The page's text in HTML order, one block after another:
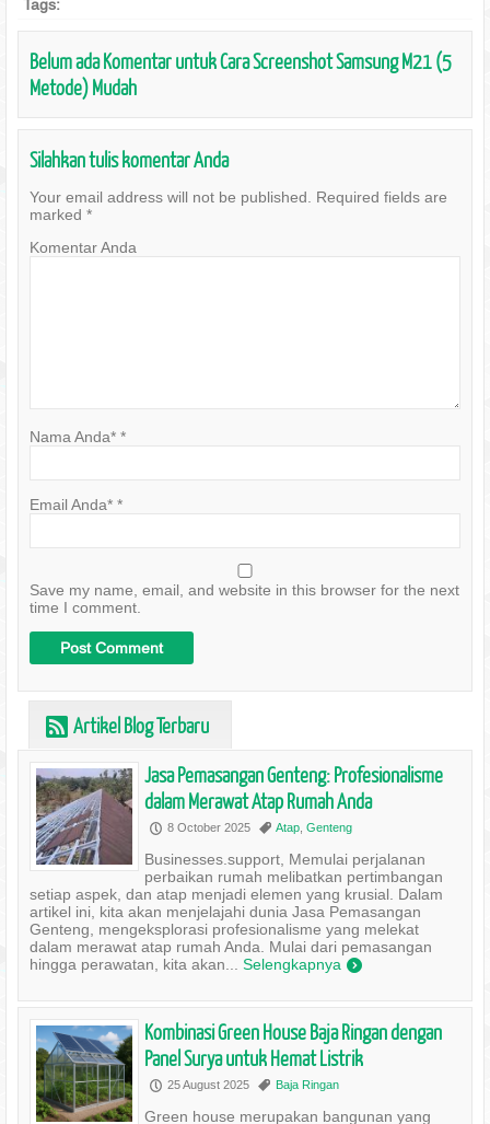
Tags:
Belum ada Komentar untuk Cara Screenshot Samsung M21 (5
Metode) Mudah
Silahkan tulis komentar Anda
Your email address will not be published.
Required fields are
marked *
Komentar Anda
Nama Anda* *
Email Anda* *
Save my name, email, and website in this browser for the next
time I comment.
r Artikel Blog Terbaru
Jasa Pemasangan Genteng: Profesionalisme
dalam Merawat Atap Rumah Anda
P 8 October 2025 , Atap, Genteng
Businesses.support, Memulai perjalanan
perbaikan rumah melibatkan pertimbangan
setiap aspek, dan atap menjadi elemen yang krusial. Dalam
artikel ini, kita akan menjelajahi dunia Jasa Pemasangan
Genteng, mengeksplorasi profesionalisme yang melekat
dalam merawat atap rumah Anda. Mulai dari pemasangan
hingga perawatan, kita akan... Selengkapnya )
Kombinasi Green House Baja Ringan dengan
Panel Surya untuk Hemat Listrik
P 25 August 2025 , Baja Ringan
Green house merupakan bangunan yang